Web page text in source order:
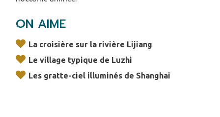
ON AIME
La croisière sur la rivière Lijiang
Le village typique de Luzhi
Les gratte-ciel illuminés de Shanghai